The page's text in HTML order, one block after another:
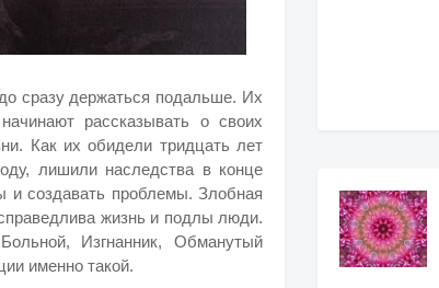
сразу держаться подальше. Их
рассказывать о своих
Как их обидели тридцать лет
лишили наследства в конце
и создавать проблемы. Злобная
жизнь и подлы люди.
Изгнанник, Обманутый
именно такой.